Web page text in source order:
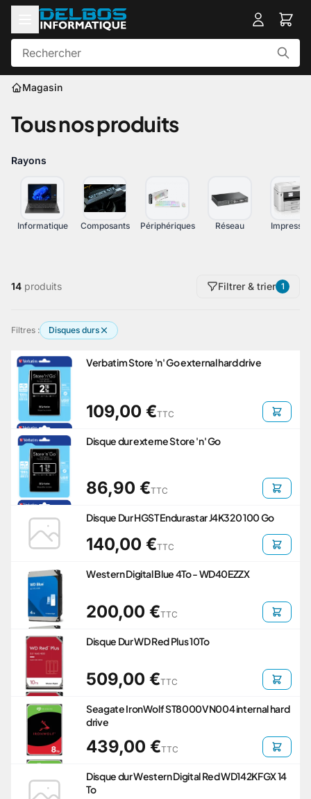
Magasin
Tous nos produits
Rayons
Informatique Composants Périphériques Réseau
14 produits Filtrer & trier 1
Filtres : Disques durs
Verbatim Store 'n' Go external hard drive
109,00 €TTC
Disque dur externe Store 'n' Go
86,90 €TTC
Disque Dur HGST Endurastar J4K320 100 Go
140,00 €TTC
Western Digital Blue 4To - WD40EZZX
200,00 €TTC
Disque Dur WD Red Plus 10To
509,00 €TTC
Seagate IronWolf ST8000VN004 internal hard
drive
439,00 €TTC
Disque dur Western Digital Red WD142KFGX 14
To